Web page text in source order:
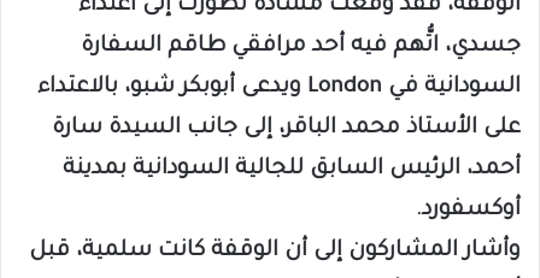
الوقفة، فقد وقعت مشادة تطورت إلى اعتداء
جسدي، اتُّهم فيه أحد مرافقي طاقم السفارة
السودانية في London ويدعى أبوبكر شبو، بالاعتداء
على الأستاذ محمد الباقر، إلى جانب السيدة سارة
أحمد، الرئيس السابق للجالية السودانية بمدينة
أوكسفورد.
وأشار المشاركون إلى أن الوقفة كانت سلمية، قبل